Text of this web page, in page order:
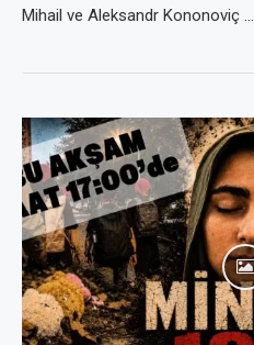
Mihail ve Aleksandr Kononoviç …